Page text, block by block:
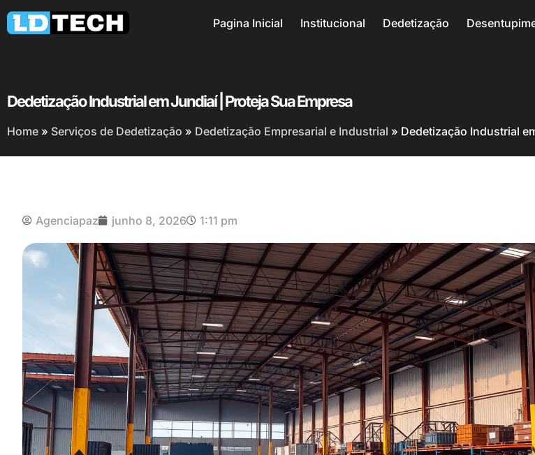
Pagina Inicial Institucional Dedetização
Dedetização Industrial em Jundiaí | Proteja Sua Empresa
Home » Serviços de Dedetização » Dedetização Empresarial e Industrial » Dedetização Industrial
Agenciapaz junho 8, 2026 1:11 pm